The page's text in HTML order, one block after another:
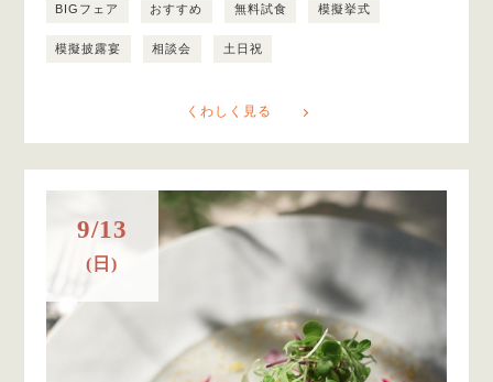
BIGフェア おすすめ 無料試食 模擬挙式
模擬披露宴 相談会 土日祝
くわしく見る
9/13
(日)